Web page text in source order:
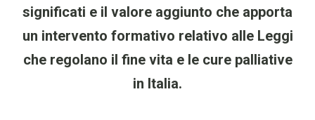
significati e il valore aggiunto che apporta
un intervento formativo relativo alle Leggi
che regolano il fine vita e le cure palliative
in Italia.